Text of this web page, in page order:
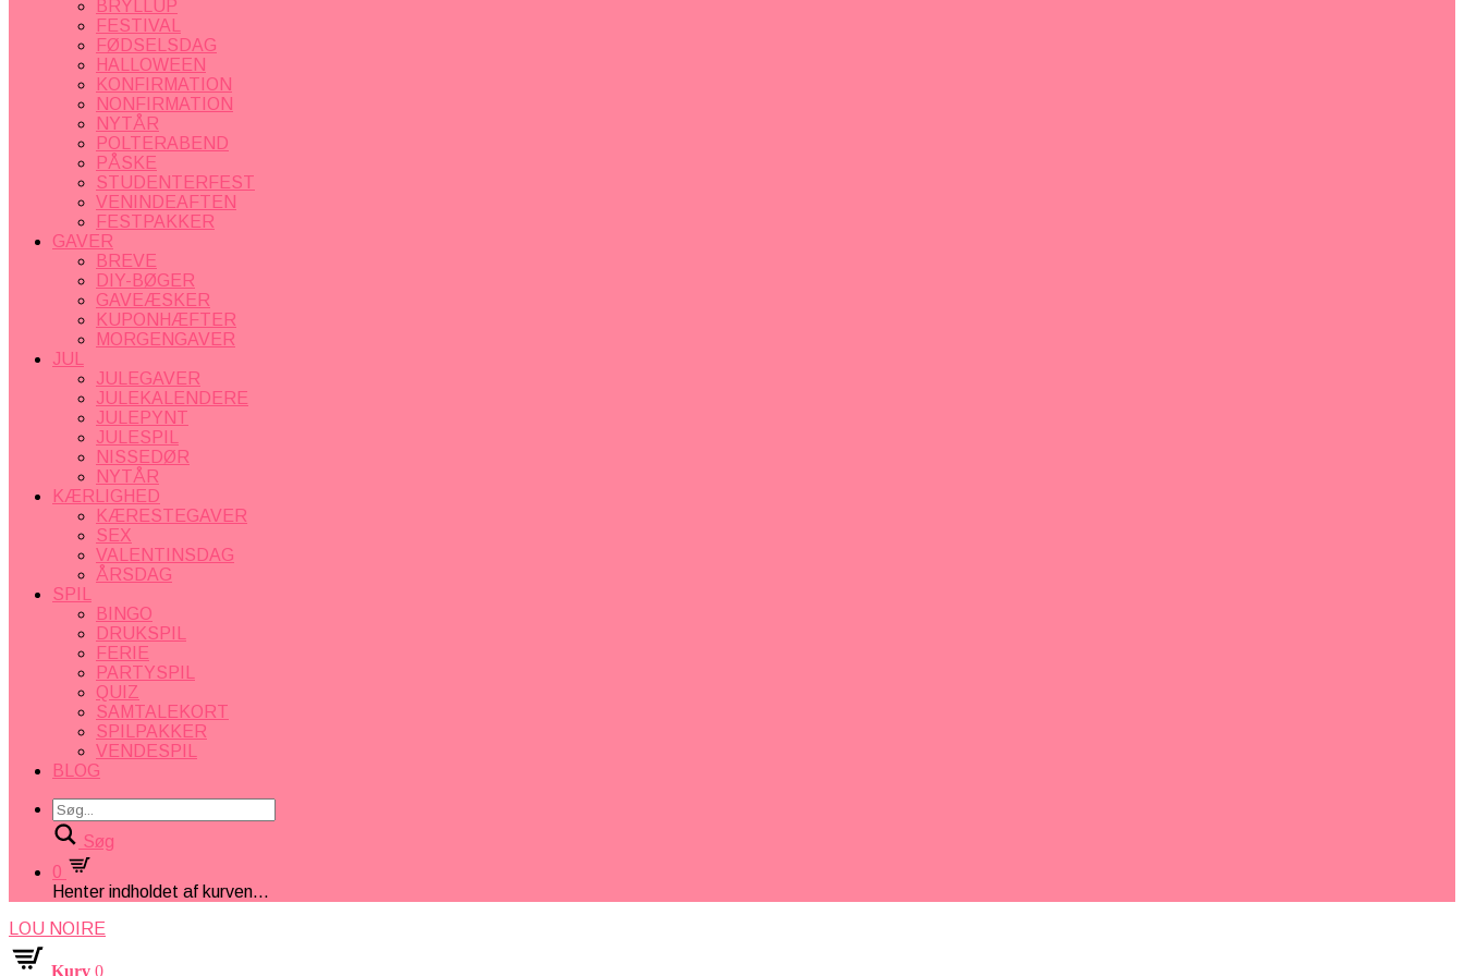
BRYLLUP
FESTIVAL
FØDSELSDAG
HALLOWEEN
KONFIRMATION
NONFIRMATION
NYTÅR
POLTERABEND
PÅSKE
STUDENTERFEST
VENINDEAFTEN
FESTPAKKER
GAVER
BREVE
DIY-BØGER
GAVEÆSKER
KUPONHÆFTER
MORGENGAVER
JUL
JULEGAVER
JULEKALENDERE
JULEPYNT
JULESPIL
NISSEDØR
NYTÅR
KÆRLIGHED
KÆRESTEGAVER
SEX
VALENTINSDAG
ÅRSDAG
SPIL
BINGO
DRUKSPIL
FERIE
PARTYSPIL
QUIZ
SAMTALEKORT
SPILPAKKER
VENDESPIL
BLOG
Søg
0
Henter indholdet af kurven...
LOU NOIRE
Kurv 0